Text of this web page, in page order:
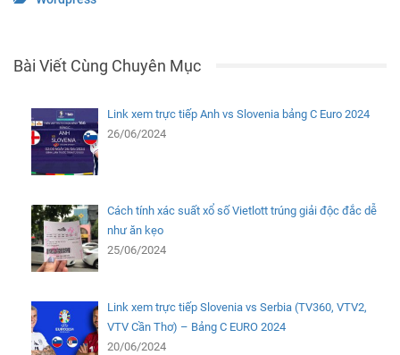
Bài Viết Cùng Chuyên Mục
Link xem trực tiếp Anh vs Slovenia bảng C Euro 2024
26/06/2024
Cách tính xác suất xổ số Vietlott trúng giải độc đắc dễ
như ăn kẹo
25/06/2024
Link xem trực tiếp Slovenia vs Serbia (TV360, VTV2,
VTV Cần Thơ) – Bảng C EURO 2024
20/06/2024